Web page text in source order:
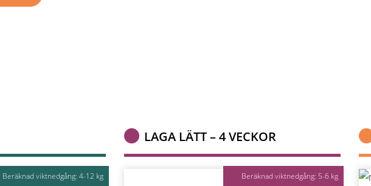
Beräknad viktnedgång: 4-12 kg
LAGA LÄTT – 4 VECKOR
Beräknad viktnedgång: 5-6 kg